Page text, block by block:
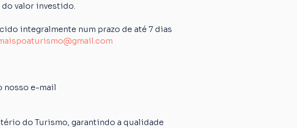
valor investido.
integralmente num prazo de até 7 dias
nosso e-mail
do Turismo, garantindo a qualidade